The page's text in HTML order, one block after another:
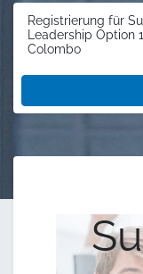
Registrierung für
Leadership Option
Colombo